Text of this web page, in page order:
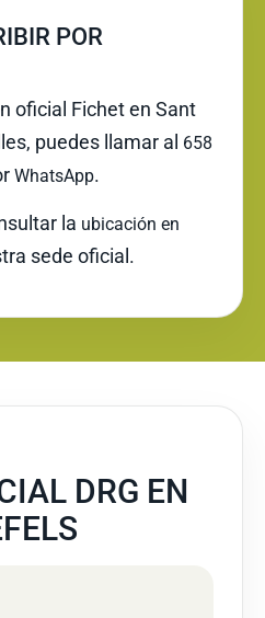
POR
oficial Fichet en Sant
puedes llamar al 658
WhatsApp.
la ubicación en
sede oficial.
DRG EN